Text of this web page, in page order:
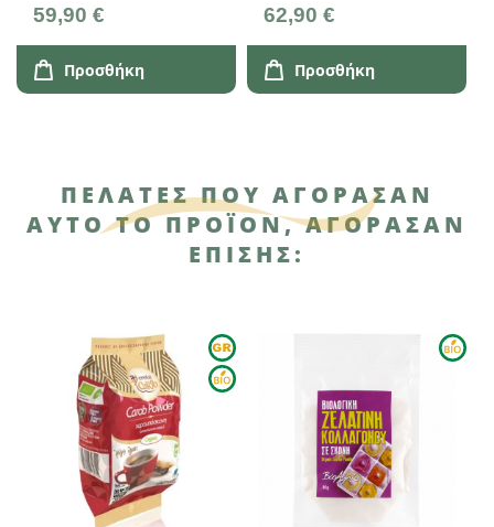
59,90 €
Προσθήκη
62,90 €
Προσθήκη
ΠΕΛΆΤΕΣ ΠΟΥ ΑΓΌΡΑΣΑΝ
ΑΥΤΌ ΤΟ ΠΡΟΪΌΝ, ΑΓΌΡΑΣΑΝ
ΕΠΊΣΗΣ: